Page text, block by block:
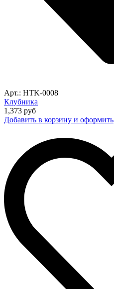
Арт.: HTK-0008
Клубника
1,373 руб
Добавить в корзину и оформить